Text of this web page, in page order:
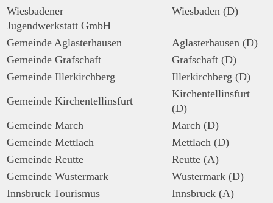
Wiesbadener
Jugendwerkstatt GmbH
Wiesbaden (D)
Gemeinde Aglasterhausen
Aglasterhausen (D)
Gemeinde Grafschaft
Grafschaft (D)
Gemeinde Illerkirchberg
Illerkirchberg (D)
Gemeinde Kirchentellinsfurt
Kirchentellinsfurt
(D)
Gemeinde March
March (D)
Gemeinde Mettlach
Mettlach (D)
Gemeinde Reutte
Reutte (A)
Gemeinde Wustermark
Wustermark (D)
Innsbruck Tourismus
Innsbruck (A)